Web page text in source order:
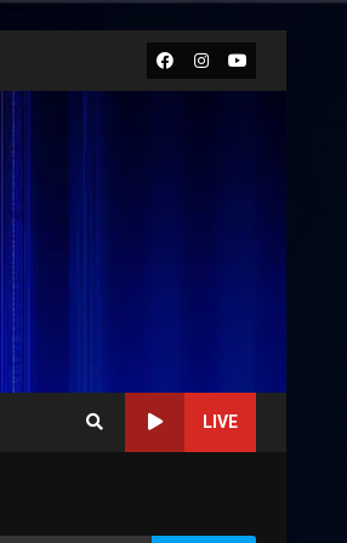
Facebook
Instagram
Youtube
LIVE